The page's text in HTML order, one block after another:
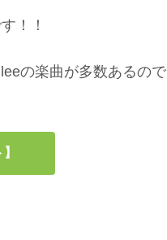
！！
の楽曲が多数あるので